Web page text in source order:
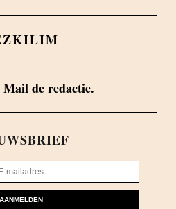
Mail de redactie.
AANMELDEN